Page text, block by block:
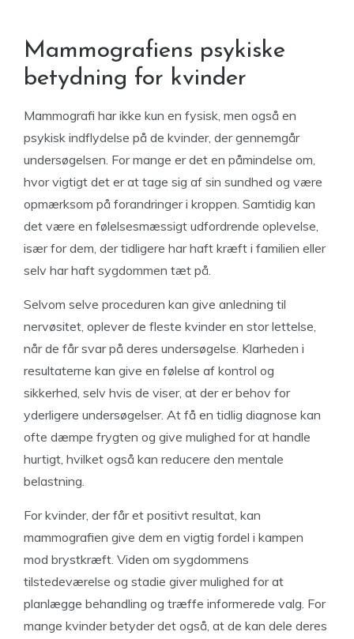
Mammografiens psykiske
betydning for kvinder
Mammografi har ikke kun en fysisk, men også en
psykisk indflydelse på de kvinder, der gennemgår
undersøgelsen. For mange er det en påmindelse om,
hvor vigtigt det er at tage sig af sin sundhed og være
opmærksom på forandringer i kroppen. Samtidig kan
det være en følelsesmæssigt udfordrende oplevelse,
især for dem, der tidligere har haft kræft i familien eller
selv har haft sygdommen tæt på.
Selvom selve proceduren kan give anledning til
nervøsitet, oplever de fleste kvinder en stor lettelse,
når de får svar på deres undersøgelse. Klarheden i
resultaterne kan give en følelse af kontrol og
sikkerhed, selv hvis de viser, at der er behov for
yderligere undersøgelser. At få en tidlig diagnose kan
ofte dæmpe frygten og give mulighed for at handle
hurtigt, hvilket også kan reducere den mentale
belastning.
For kvinder, der får et positivt resultat, kan
mammografien give dem en vigtig fordel i kampen
mod brystkræft. Viden om sygdommens
tilstedeværelse og stadie giver mulighed for at
planlægge behandling og træffe informerede valg. For
mange kvinder betyder det også, at de kan dele deres